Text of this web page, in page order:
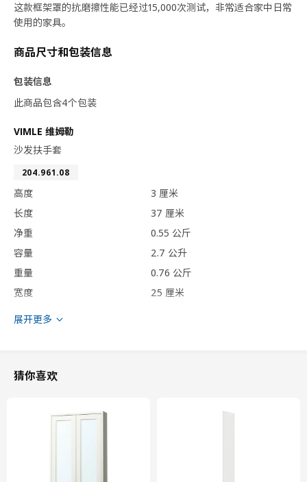
这款框架罩的抗磨擦性能已经过15,000次测试，非常适合家中日常
使用的家具。
商品尺寸和包装信息
包装信息
此商品包含4个包装
VIMLE 维姆勒
沙发扶手套
204.961.08
高度
3 厘米
长度
37 厘米
净重
0.55 公斤
容量
2.7 公升
重量
0.76 公斤
宽度
25 厘米
包装数量
三人座沙发套
展开更多
猜你喜欢